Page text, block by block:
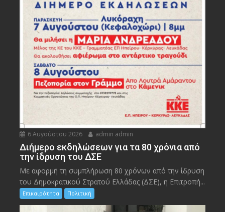
6 Αυγούστου 2026 admin admin
Διήμερο εκδηλώσεων για τα 80 χρόνια από
την ίδρυση του ΔΣΕ
Με αφορμή τη συμπλήρωση 80 χρόνων από την ίδρυση
του Δημοκρατικού Στρατού Ελλάδας (ΔΣΕ), η Επιτροπή...
Επικαιρότητα Πολιτική